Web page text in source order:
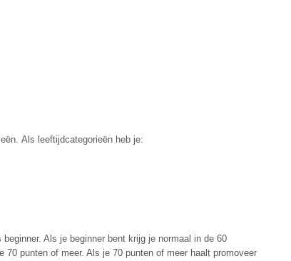
Als leeftijdcategorieën heb je:
Als je beginner bent krijg je normaal in de 60
punten of meer. Als je 70 punten of meer haalt promoveer